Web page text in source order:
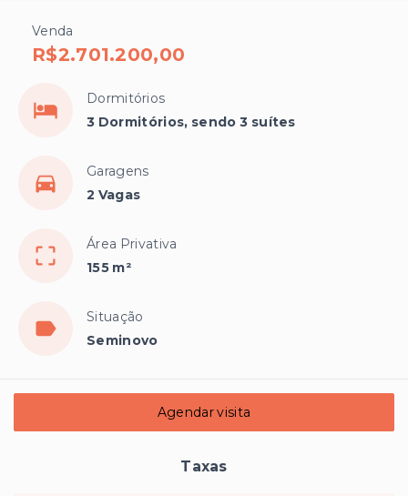
Venda
R$2.701.200,00
Dormitórios
3 Dormitórios, sendo 3 suítes
Garagens
2 Vagas
Área Privativa
155 m²
Situação
Seminovo
Agendar visita
Taxas